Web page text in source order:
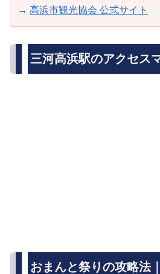
→ 高浜市観光協会 公式サイト
三河高浜駅のアクセス
おまんと祭りの攻略法